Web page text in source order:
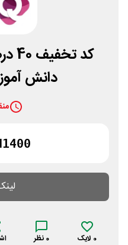
دانش
0 لایک 0 نظر